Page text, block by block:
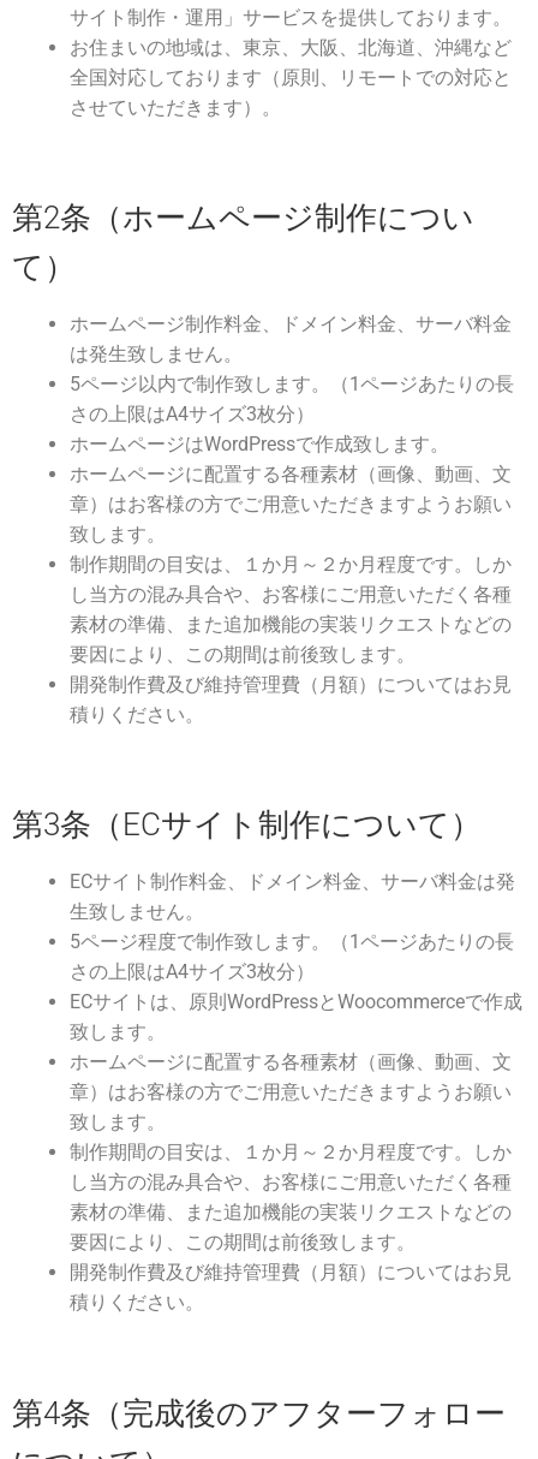
サイト制作・運用」サービスを提供しております。
お住まいの地域は、東京、大阪、北海道、沖縄など
全国対応しております（原則、リモートでの対応と
させていただきます）。
第2条（ホームページ制作につい
て）
ホームページ制作料金、ドメイン料金、サーバ料金
は発生致しません。
5ページ以内で制作致します。（1ページあたりの長
さの上限はA4サイズ3枚分）
ホームページはWordPressで作成致します。
ホームページに配置する各種素材（画像、動画、文
章）はお客様の方でご用意いただきますようお願い
致します。
制作期間の目安は、１か月～２か月程度です。しか
し当方の混み具合や、お客様にご用意いただく各種
素材の準備、また追加機能の実装リクエストなどの
要因により、この期間は前後致します。
開発制作費及び維持管理費（月額）についてはお見
積りください。
第3条（ECサイト制作について）
ECサイト制作料金、ドメイン料金、サーバ料金は発
生致しません。
5ページ程度で制作致します。（1ページあたりの長
さの上限はA4サイズ3枚分）
ECサイトは、原則WordPressとWoocommerceで作成
致します。
ホームページに配置する各種素材（画像、動画、文
章）はお客様の方でご用意いただきますようお願い
致します。
制作期間の目安は、１か月～２か月程度です。しか
し当方の混み具合や、お客様にご用意いただく各種
素材の準備、また追加機能の実装リクエストなどの
要因により、この期間は前後致します。
開発制作費及び維持管理費（月額）についてはお見
積りください。
第4条（完成後のアフターフォロー